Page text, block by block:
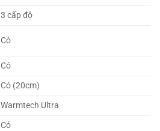
3 cấp độ
Có
Có
Có (20cm)
Warmtech Ultra
Có